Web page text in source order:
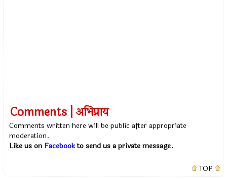
Comments | अभिप्राय
Comments written here will be public after appropriate
moderation.
Like us on Facebookto send us a private message.
TOP